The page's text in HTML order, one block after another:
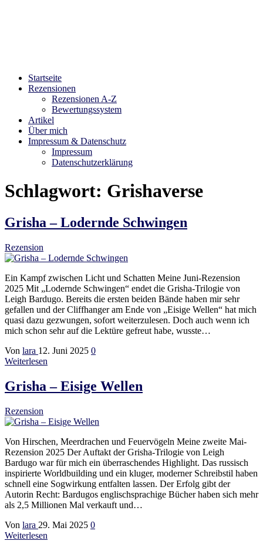
Startseite
Rezensionen
Rezensionen A-Z
Bewertungssystem
Artikel
Über mich
Impressum & Datenschutz
Impressum
Datenschutzerklärung
Schlagwort: Grishaverse
Grisha – Lodernde Schwingen
Rezension
Ein Kampf zwischen Licht und Schatten Meine Juni-Rezension
2025 Mit „Lodernde Schwingen“ endet die Grisha-Trilogie von
Leigh Bardugo. Bereits die ersten beiden Bände haben mir sehr
gefallen und der Cliffhanger am Ende von „Eisige Wellen“ hat mich
quasi dazu gezwungen, sofort weiterzulesen. Doch auch wenn ich
mich schon sehr auf die Lektüre gefreut habe, wusste…
Von lara 12. Juni 2025 0
Weiterlesen
Grisha – Eisige Wellen
Rezension
Von Hirschen, Meerdrachen und Feuervögeln Meine zweite Mai-
Rezension 2025 Der Auftakt der Grisha-Trilogie von Leigh
Bardugo war für mich ein überraschendes Highlight. Das russisch
inspirierte Worldbuilding und ein kluger, moderner Schreibstil haben
schnell eine Sogwirkung entfalten lassen. Der Erfolg gibt der
Autorin Recht: Bardugos englischsprachige Bücher haben sich mehr
als 2,5 Millionen Mal verkauft und…
Von lara 29. Mai 2025 0
Weiterlesen